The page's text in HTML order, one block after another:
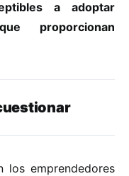
a adoptar
proporcionan
los emprendedores